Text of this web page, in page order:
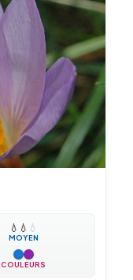
💧 💧 💧
MOYEN
COULEURS